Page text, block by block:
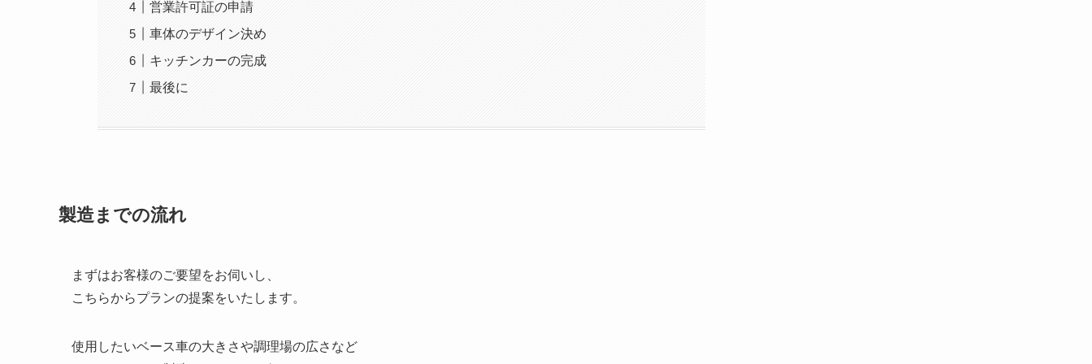
営業許可証の申請
車体のデザイン決め
キッチンカーの完成
最後に
製造までの流れ
まずはお客様のご要望をお伺いし、
こちらからプランの提案をいたします。
使用したいベース車の大きさや調理場の広さなど